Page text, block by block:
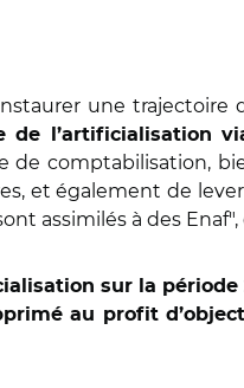
une
l’artificialisation
de comptabilisation,
et également de
assimilés à des
sur la période
au profit